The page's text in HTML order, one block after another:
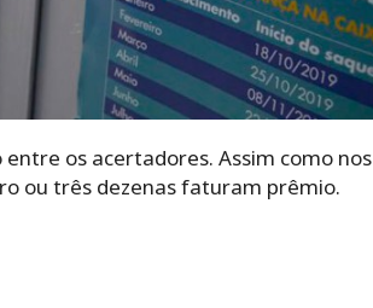
os acertadores. Assim como nos
ou três dezenas faturam prêmio.